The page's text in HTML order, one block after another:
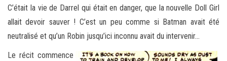
C’était la vie de Darrel qui était en danger, que la nouvelle Doll Girl
allait devoir sauver ! C’est un peu comme si Batman avait été
neutralisé et qu’un Robin jusqu’ici inconnu avait du intervenir…
Le récit commence